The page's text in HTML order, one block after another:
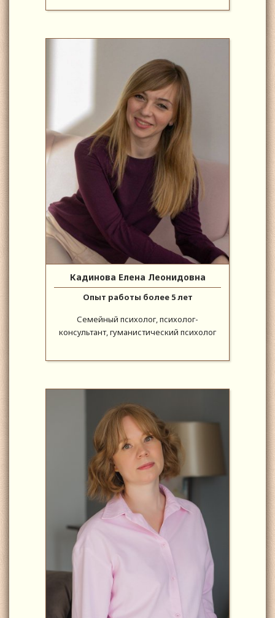
Кадинова Елена Леонидовна
Опыт работы более 5 лет
Семейный психолог, психолог-
консультант, гуманистический психолог